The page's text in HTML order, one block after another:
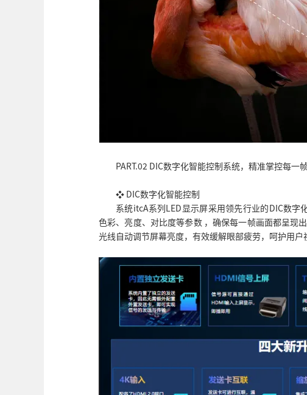
PART.02 DIC数字化智能控制系统，精准掌控每一
❖ DIC数字化智能控制
系统itcA系列LED显示屏采用领先行业的DIC数
色彩、亮度、对比度等参数 ，确保每一帧画面都呈现
光线自动调节屏幕亮度，有效缓解眼部疲劳，呵护用户